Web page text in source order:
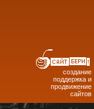
создание
поддержка и
продвижение
сайтов